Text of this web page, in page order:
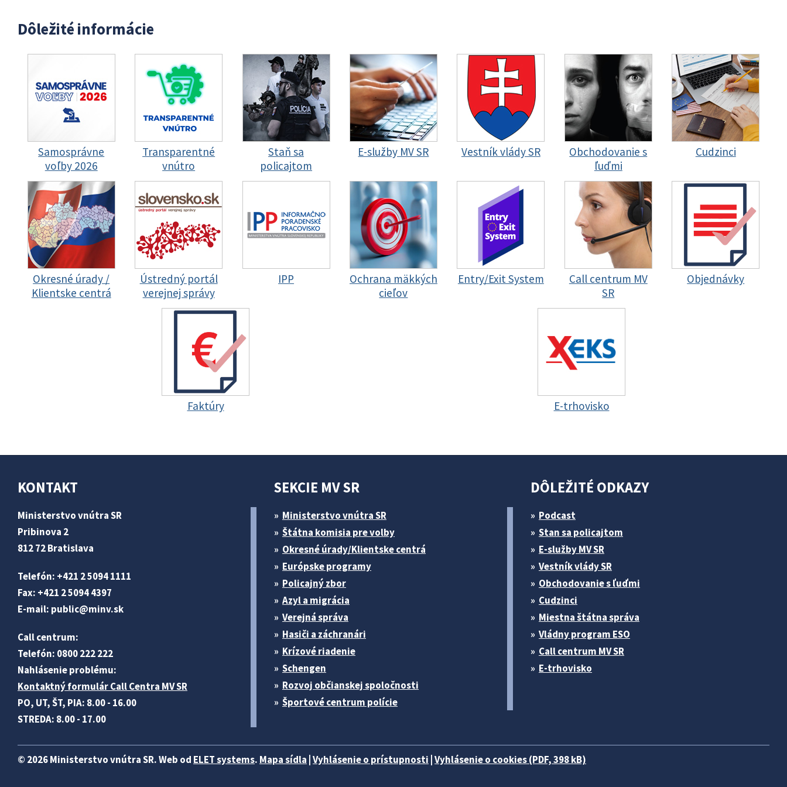
Dôležité informácie
Samosprávne
voľby 2026
Transparentné
vnútro
Staň sa
policajtom
E-služby MV SR Vestník vlády SR
Obchodovanie s
ľuďmi
Cudzinci
Okresné úrady /
Klientske centrá
Ústredný portál
verejnej správy
IPP
Ochrana mäkkých
cieľov
Entry/Exit System
Call centrum MV
SR
Objednávky
Faktúry E-trhovisko
KONTAKT
Ministerstvo vnútra SR
Pribinova 2
812 72 Bratislava
Telefón: +421 2 5094 1111
Fax: +421 2 5094 4397
E-mail: public@minv.sk
Call centrum:
Telefón: 0800 222 222
Nahlásenie problému:
Kontaktný formulár Call Centra MV SR
PO, UT, ŠT, PIA: 8.00 - 16.00
STREDA: 8.00 - 17.00
SEKCIE MV SR
Ministerstvo vnútra SR
Štátna komisia pre volby
Okresné úrady/Klientske centrá
Európske programy
Policajný zbor
Azyl a migrácia
Verejná správa
Hasiči a záchranári
Krízové riadenie
Schengen
Rozvoj občianskej spoločnosti
Športové centrum polície
DÔLEŽITÉ ODKAZY
Podcast
Stan sa policajtom
E-služby MV SR
Vestník vlády SR
Obchodovanie s ľuďmi
Cudzinci
Miestna štátna správa
Vládny program ESO
Call centrum MV SR
E-trhovisko
© 2026 Ministerstvo vnútra SR. Web od ELET systems. Mapa sídla Vyhlásenie o prístupnosti Vyhlásenie o cookies (PDF, 398 kB)